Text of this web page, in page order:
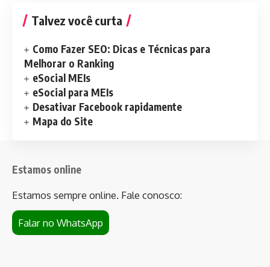
Talvez você curta
Como Fazer SEO: Dicas e Técnicas para
Melhorar o Ranking
eSocial MEIs
eSocial para MEIs
Desativar Facebook rapidamente
Mapa do Site
Estamos online
Estamos sempre online. Fale conosco:
Falar no WhatsApp